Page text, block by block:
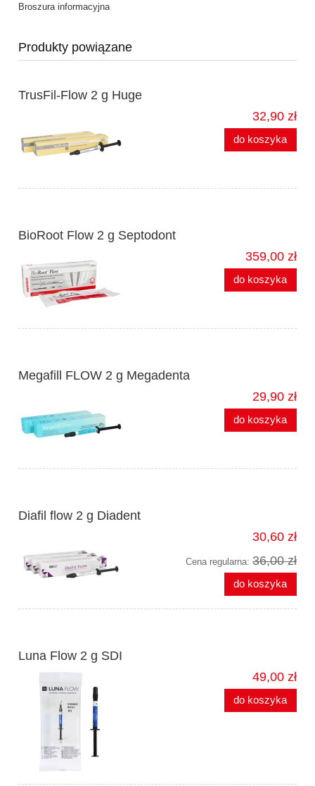
Broszura informacyjna
Produkty powiązane
TrusFil-Flow 2 g Huge
32,90 zł
do koszyka
BioRoot Flow 2 g Septodont
359,00 zł
do koszyka
Megafill FLOW 2 g Megadenta
29,90 zł
do koszyka
Diafil flow 2 g Diadent
30,60 zł
Cena regularna: 36,00 zł
do koszyka
Luna Flow 2 g SDI
49,00 zł
do koszyka